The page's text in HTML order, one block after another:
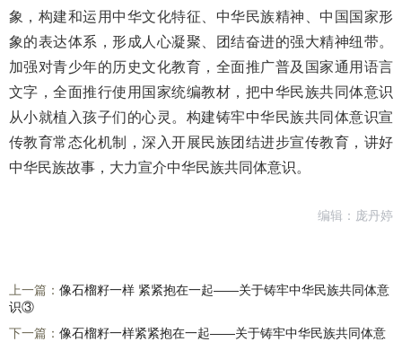
象，构建和运用中华文化特征、中华民族精神、中国国家形
象的表达体系，形成人心凝聚、团结奋进的强大精神纽带。
加强对青少年的历史文化教育，全面推广普及国家通用语言
文字，全面推行使用国家统编教材，把中华民族共同体意识
从小就植入孩子们的心灵。构建铸牢中华民族共同体意识宣
传教育常态化机制，深入开展民族团结进步宣传教育，讲好
中华民族故事，大力宣介中华民族共同体意识。
编辑：庞丹婷
上一篇： 像石榴籽一样 紧紧抱在一起——关于铸牢中华民族共同体意
识③
下一篇： 像石榴籽一样紧紧抱在一起——关于铸牢中华民族共同体意